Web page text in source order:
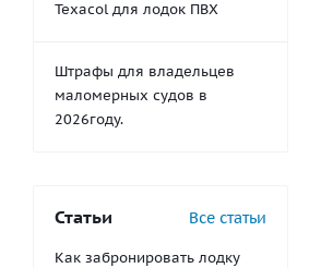
Texacol для лодок ПВХ
Штрафы для владельцев
маломерных судов в
2026году.
Статьи Все статьи
Как забронировать лодку